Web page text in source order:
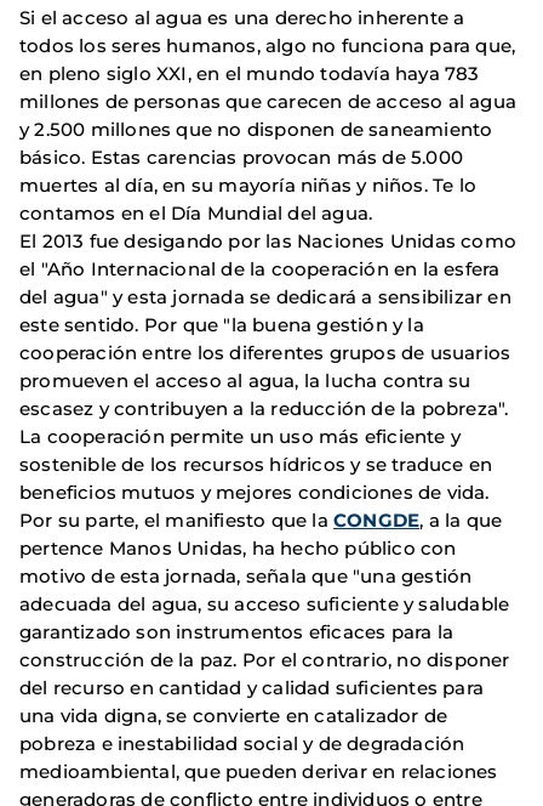
Si el acceso al agua es una derecho inherente a
todos los seres humanos, algo no funciona para que,
en pleno siglo XXI, en el mundo todavía haya 783
millones de personas que carecen de acceso al agua
y 2.500 millones que no disponen de saneamiento
básico. Estas carencias provocan más de 5.000
muertes al día, en su mayoría niñas y niños. Te lo
contamos en el Día Mundial del agua.
El 2013 fue desigando por las Naciones Unidas como
el "Año Internacional de la cooperación en la esfera
del agua" y esta jornada se dedicará a sensibilizar en
este sentido. Por que "la buena gestión y la
cooperación entre los diferentes grupos de usuarios
promueven el acceso al agua, la lucha contra su
escasez y contribuyen a la reducción de la pobreza".
La cooperación permite un uso más eficiente y
sostenible de los recursos hídricos y se traduce en
beneficios mutuos y mejores condiciones de vida.
Por su parte, el manifiesto que la CONGDE, a la que
pertence Manos Unidas, ha hecho público con
motivo de esta jornada, señala que "una gestión
adecuada del agua, su acceso suficiente y saludable
garantizado son instrumentos eficaces para la
construcción de la paz. Por el contrario, no disponer
del recurso en cantidad y calidad suficientes para
una vida digna, se convierte en catalizador de
pobreza e inestabilidad social y de degradación
medioambiental, que pueden derivar en relaciones
generadoras de conflicto entre individuos o entre